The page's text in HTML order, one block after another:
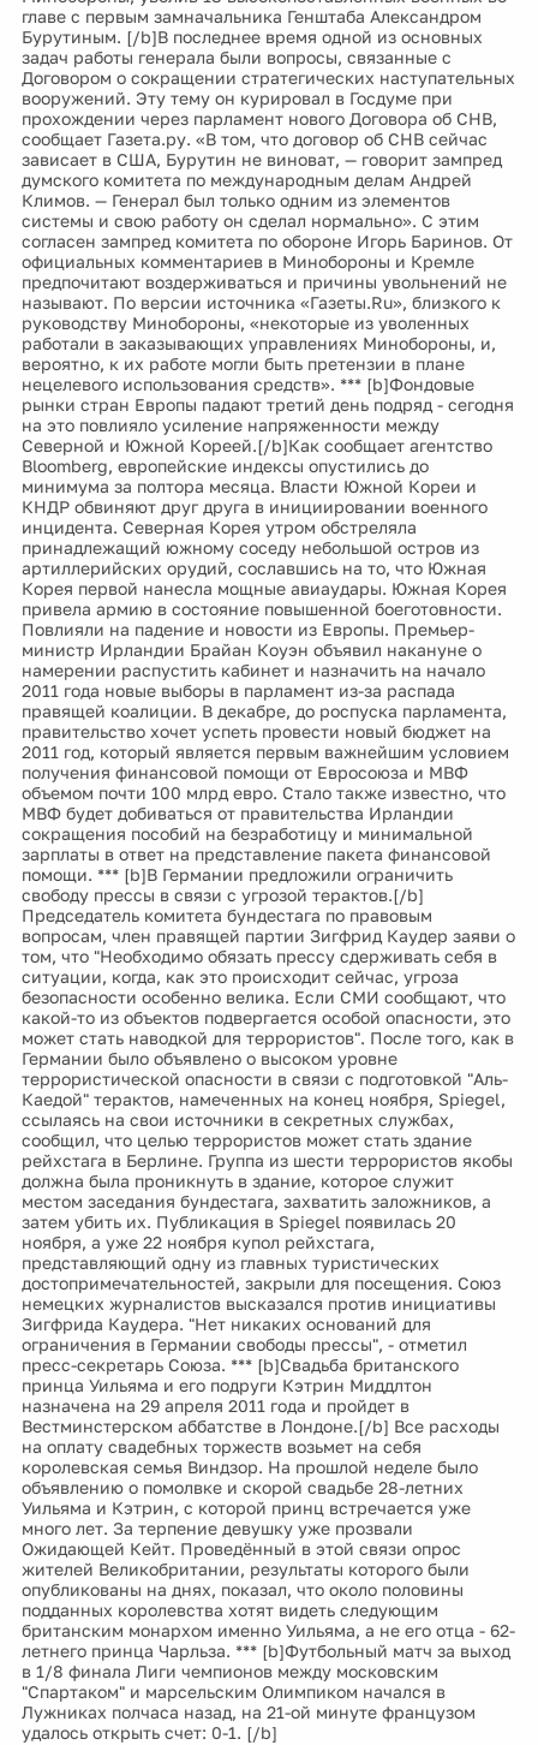
главе с первым замначальника Генштаба Александром
Бурутиным. [/b]В последнее время одной из основных
задач работы генерала были вопросы, связанные с
Договором о сокращении стратегических наступательных
вооружений. Эту тему он курировал в Госдуме при
прохождении через парламент нового Договора об СНВ,
сообщает Газета.ру. «В том, что договор об СНВ сейчас
зависает в США, Бурутин не виноват, — говорит зампред
думского комитета по международным делам Андрей
Климов. — Генерал был только одним из элементов
системы и свою работу он сделал нормально». С этим
согласен зампред комитета по обороне Игорь Баринов. От
официальных комментариев в Минобороны и Кремле
предпочитают воздерживаться и причины увольнений не
называют. По версии источника «Газеты.Ru», близкого к
руководству Минобороны, «некоторые из уволенных
работали в заказывающих управлениях Минобороны, и,
вероятно, к их работе могли быть претензии в плане
нецелевого использования средств». *** [b]Фондовые
рынки стран Европы падают третий день подряд - сегодня
на это повлияло усиление напряженности между
Северной и Южной Кореей.[/b]Как сообщает агентство
Bloomberg, европейские индексы опустились до
минимума за полтора месяца. Власти Южной Кореи и
КНДР обвиняют друг друга в инициировании военного
инцидента. Северная Корея утром обстреляла
принадлежащий южному соседу небольшой остров из
артиллерийских орудий, сославшись на то, что Южная
Корея первой нанесла мощные авиаудары. Южная Корея
привела армию в состояние повышенной боеготовности.
Повлияли на падение и новости из Европы. Премьер-
министр Ирландии Брайан Коуэн объявил накануне о
намерении распустить кабинет и назначить на начало
2011 года новые выборы в парламент из-за распада
правящей коалиции. В декабре, до роспуска парламента,
правительство хочет успеть провести новый бюджет на
2011 год, который является первым важнейшим условием
получения финансовой помощи от Евросоюза и МВФ
объемом почти 100 млрд евро. Стало также известно, что
МВФ будет добиваться от правительства Ирландии
сокращения пособий на безработицу и минимальной
зарплаты в ответ на представление пакета финансовой
помощи. *** [b]В Германии предложили ограничить
свободу прессы в связи с угрозой терактов.[/b]
Председатель комитета бундестага по правовым
вопросам, член правящей партии Зигфрид Каудер заяви о
том, что "Необходимо обязать прессу сдерживать себя в
ситуации, когда, как это происходит сейчас, угроза
безопасности особенно велика. Если СМИ сообщают, что
какой-то из объектов подвергается особой опасности, это
может стать наводкой для террористов". После того, как в
Германии было объявлено о высоком уровне
террористической опасности в связи с подготовкой "Аль-
Каедой" терактов, намеченных на конец ноября, Spiegel,
ссылаясь на свои источники в секретных службах,
сообщил, что целью террористов может стать здание
рейхстага в Берлине. Группа из шести террористов якобы
должна была проникнуть в здание, которое служит
местом заседания бундестага, захватить заложников, а
затем убить их. Публикация в Spiegel появилась 20
ноября, а уже 22 ноября купол рейхстага,
представляющий одну из главных туристических
достопримечательностей, закрыли для посещения. Союз
немецких журналистов высказался против инициативы
Зигфрида Каудера. "Нет никаких оснований для
ограничения в Германии свободы прессы", - отметил
пресс-секретарь Союза. *** [b]Свадьба британского
принца Уильяма и его подруги Кэтрин Миддлтон
назначена на 29 апреля 2011 года и пройдет в
Вестминстерском аббатстве в Лондоне.[/b] Все расходы
на оплату свадебных торжеств возьмет на себя
королевская семья Виндзор. На прошлой неделе было
объявлению о помолвке и скорой свадьбе 28-летних
Уильяма и Кэтрин, с которой принц встречается уже
много лет. За терпение девушку уже прозвали
Ожидающей Кейт. Проведённый в этой связи опрос
жителей Великобритании, результаты которого были
опубликованы на днях, показал, что около половины
подданных королевства хотят видеть следующим
британским монархом именно Уильяма, а не его отца - 62-
летнего принца Чарльза. *** [b]Футбольный матч за выход
в 1/8 финала Лиги чемпионов между московским
"Спартаком" и марсельским Олимпиком начался в
Лужниках полчаса назад, на 21-ой минуте французом
удалось открыть счет: 0-1. [/b]